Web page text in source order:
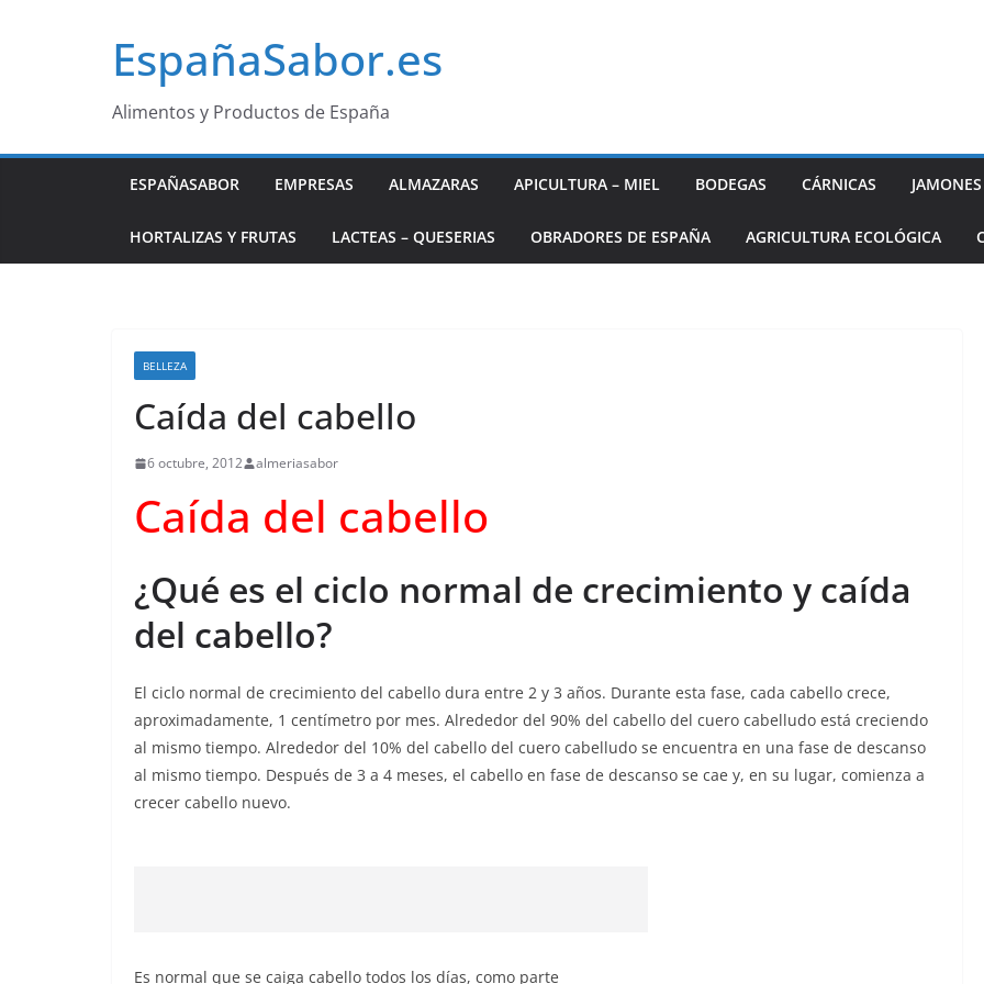
EspañaSabor.es
Alimentos y Productos de España
ESPAÑASABOR EMPRESAS ALMAZARAS APICULTURA – MIEL BODEGAS CÁRNICAS
HORTALIZAS Y FRUTAS LACTEAS – QUESERIAS OBRADORES DE ESPAÑA AGRICULTURA ECOLÓGICA
BELLEZA
Caída del cabello
6 octubre, 2012 almeriasabor
Caída del cabello
¿Qué es el ciclo normal de crecimiento y caída
del cabello?
El ciclo normal de crecimiento del cabello dura entre 2 y 3 años. Durante esta fase, cada cabello crece,
aproximadamente, 1 centímetro por mes. Alrededor del 90% del cabello del cuero cabelludo está creciendo
al mismo tiempo. Alrededor del 10% del cabello del cuero cabelludo se encuentra en una fase de descanso
al mismo tiempo. Después de 3 a 4 meses, el cabello en fase de descanso se cae y, en su lugar, comienza a
crecer cabello nuevo.
Es normal que se caiga cabello todos los días, como parte